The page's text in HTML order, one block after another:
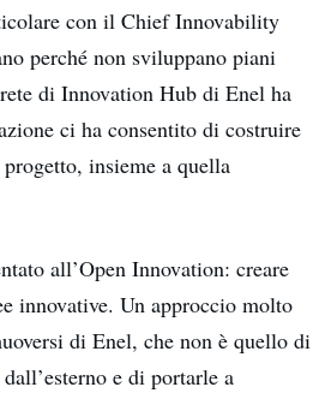
con il Chief Innovability
perché non sviluppano piani
di Innovation Hub di Enel ha
ci ha consentito di costruire
insieme a quella
all’Open Innovation: creare
innovative. Un approccio molto
di Enel, che non è quello di
e di portarle a